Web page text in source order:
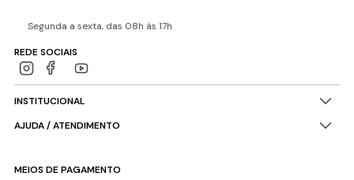
Segunda a sexta, das 08h às 17h
REDE SOCIAIS
INSTITUCIONAL
AJUDA / ATENDIMENTO
MEIOS DE PAGAMENTO